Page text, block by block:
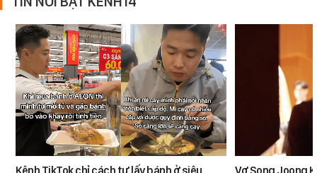
Kênh TikTok chỉ cách tự lấy bánh ở siêu
Vợ Song Joong